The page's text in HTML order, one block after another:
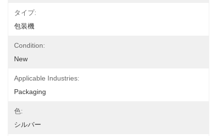
タイプ:
包装機
Condition:
New
Applicable Industries:
Packaging
色:
シルバー